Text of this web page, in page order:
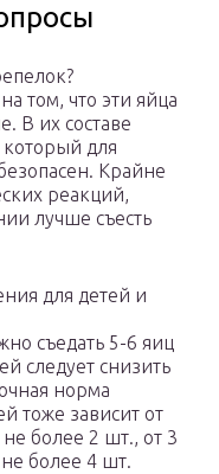
том, что эти яйца
В их составе
который для
Крайне
реакций,
лучше съесть
для детей и
съедать 5-6 яиц
следует снизить
норма
тоже зависит от
не более 2 шт., от 3
более 4 шт.